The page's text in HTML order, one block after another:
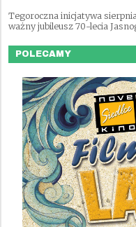
Tegoroczna inicjatywa
ważny jubileusz 70-lecia
POLECAMY